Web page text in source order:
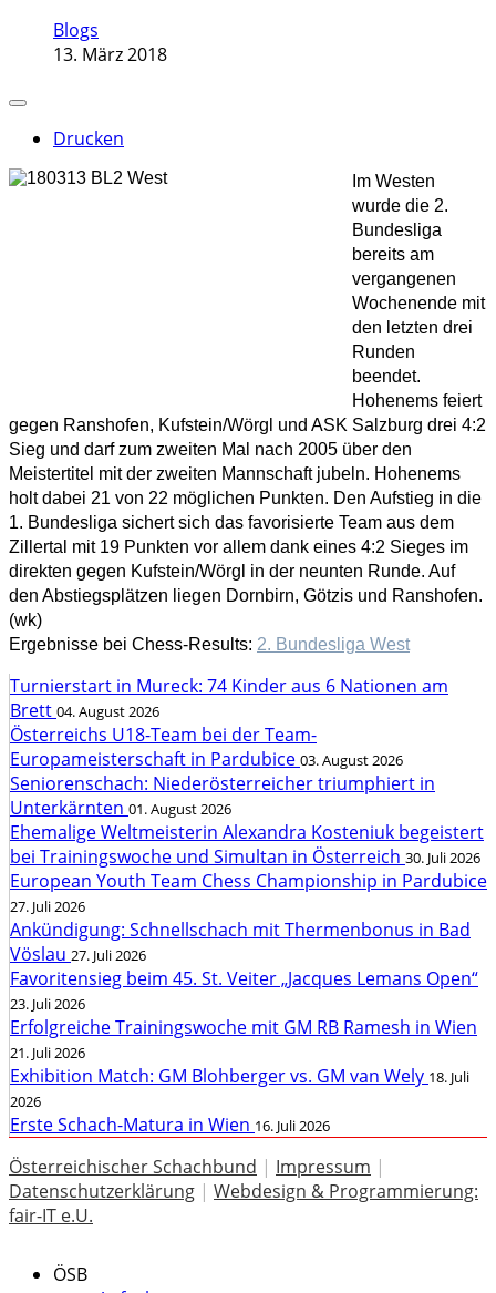
Blogs
13. März 2018
Drucken
Im Westen
wurde die 2.
Bundesliga
bereits am
vergangenen
Wochenende mit
den letzten drei
Runden
beendet.
Hohenems feiert
gegen Ranshofen, Kufstein/Wörgl und ASK Salzburg drei 4:2
Sieg und darf zum zweiten Mal nach 2005 über den
Meistertitel mit der zweiten Mannschaft jubeln. Hohenems
holt dabei 21 von 22 möglichen Punkten. Den Aufstieg in die
1. Bundesliga sichert sich das favorisierte Team aus dem
Zillertal mit 19 Punkten vor allem dank eines 4:2 Sieges im
direkten gegen Kufstein/Wörgl in der neunten Runde. Auf
den Abstiegsplätzen liegen Dornbirn, Götzis und Ranshofen.
(wk)
Ergebnisse bei Chess-Results: 2. Bundesliga West
Turnierstart in Mureck: 74 Kinder aus 6 Nationen am
Brett 04. August 2026
Österreichs U18-Team bei der Team-
Europameisterschaft in Pardubice 03. August 2026
Seniorenschach: Niederösterreicher triumphiert in
Unterkärnten 01. August 2026
Ehemalige Weltmeisterin Alexandra Kosteniuk begeistert
bei Trainingswoche und Simultan in Österreich 30. Juli 2026
European Youth Team Chess Championship in Pardubice
27. Juli 2026
Ankündigung: Schnellschach mit Thermenbonus in Bad
Vöslau 27. Juli 2026
Favoritensieg beim 45. St. Veiter „Jacques Lemans Open“
23. Juli 2026
Erfolgreiche Trainingswoche mit GM RB Ramesh in Wien
21. Juli 2026
Exhibition Match: GM Blohberger vs. GM van Wely 18. Juli
2026
Erste Schach-Matura in Wien 16. Juli 2026
Österreichischer Schachbund | Impressum |
Datenschutzerklärung | Webdesign & Programmierung:
fair-IT e.U.
ÖSB